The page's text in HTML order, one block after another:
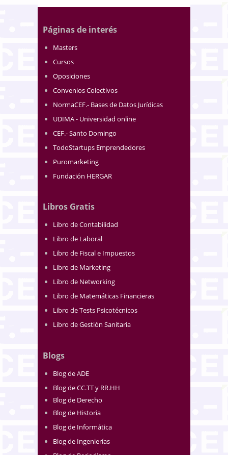
Páginas de interés
Masters
Cursos
Oposiciones
Convenios Colectivos
NormaCEF.- Bases de Datos Jurídicas
UDIMA - Universidad online
CEF.- Santo Domingo
TodoStartups Emprendedores
Puromarketing
Fundación HERGAR
Libros Gratis
Libro de Contabilidad
Libro de Laboral
Libro de Fiscal e Impuestos
Libro de Marketing
Libro de Networking
Libro de Matemáticas Financieras
Libro de Tests Psicotécnicos
Libro de Gestión Sanitaria
Blogs
Blog de ADE
Blog de CC.TT y RR.HH
Blog de Derecho
Blog de Historia
Blog de Informática
Blog de Ingenierías